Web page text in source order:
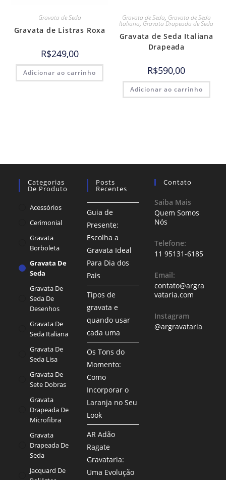
Gravata de Seda
Gravata de Listras Roxa
R$249,00
Adicionar ao carrinho
Gravata de Seda, Gravata de Seda
Italiana, Gravata Drapeada de Seda
Gravata de Seda Italiana
Drapeada
R$590,00
Adicionar ao carrinho
Categorias
De Produto
Acessórios
Cerimonial
Gravata
Borboleta
Gravata De
Seda
Gravata De
Seda De
Desenhos
Gravata De
Seda Italiana
Gravata De
Seda Lisa
Gravata De
Sete Dobras
Gravata
Drapeada De
Microfibra
Gravata
Drapeada De
Seda
Jacquard De
Posts
Recentes
Guia de
Presente:
Escolha a
Gravata Ideal
Para Dia dos
Pais
Tipos de
gravata e
quando usar
cada uma
Os Tons do
Momento:
Como
Incorporar o
Laranja no Seu
Look
AR Adão
Ragate
Gravataria:
Uma Evolução
Contato
Saiba Mais
Quem Somos
Nós
Telefone:
11 95131-6185
Email:
contato@argra
vataria.com
Instagram
@argravataria